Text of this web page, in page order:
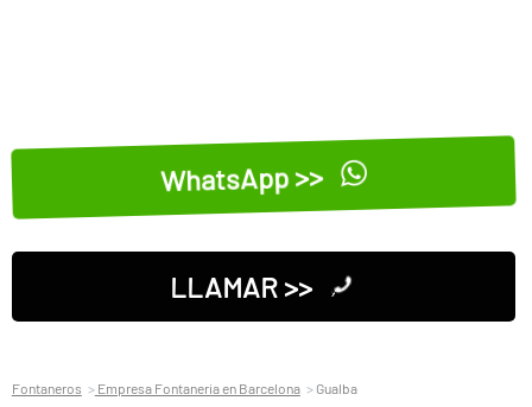
WhatsApp >>
LLAMAR >>
Fontaneros Empresa Fontaneria en Barcelona Gualba